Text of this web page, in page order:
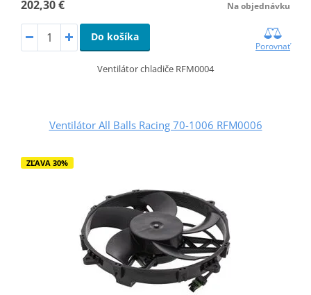
202,30 € Na objednávku
Do košíka
Porovnať
Ventilátor chladiče RFM0004
Ventilátor All Balls Racing 70-1006 RFM0006
ZĽAVA 30%